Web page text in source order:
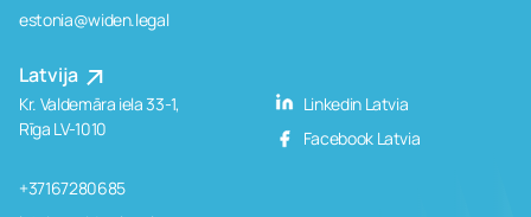
estonia@widen.legal
Latvija
Kr. Valdemāra iela 33-1,
Rīga LV-1010
+37167280685
Linkedin Latvia
Facebook Latvia